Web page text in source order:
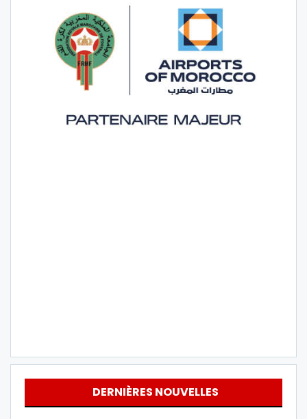
DERNIÈRES NOUVELLES